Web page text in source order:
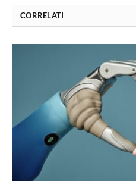
CORRELATI